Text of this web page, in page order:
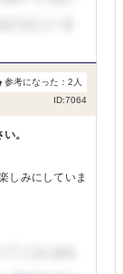
ID:7064
参考になった： 2 人
。
しみにしていま